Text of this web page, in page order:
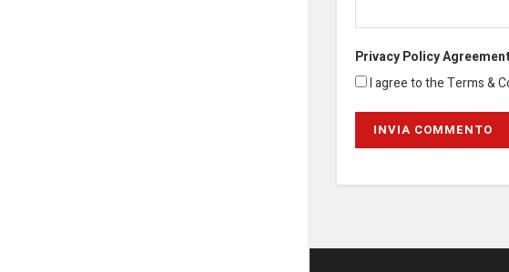
Privacy Policy
I agree to the Terms &